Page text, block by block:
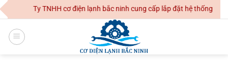
Skip
to
content
Công Ty TNHH cơ điện lạnh bắc ninh cung cấp lắp đặt hệ thống